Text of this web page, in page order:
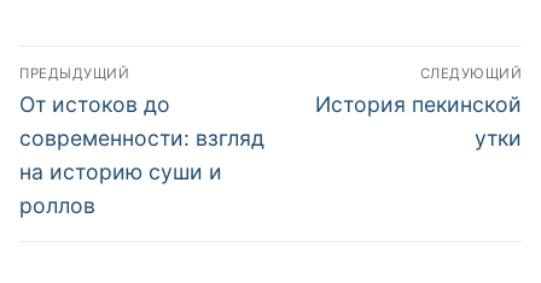
уникальная
культура
Навигация
по
записям
ПРЕДЫДУЩИЙ
Предыдущая
запись:
От истоков до
современности: взгляд
на историю суши и
роллов
СЛЕДУЮЩИЙ
Следующая
История пекинской
утки